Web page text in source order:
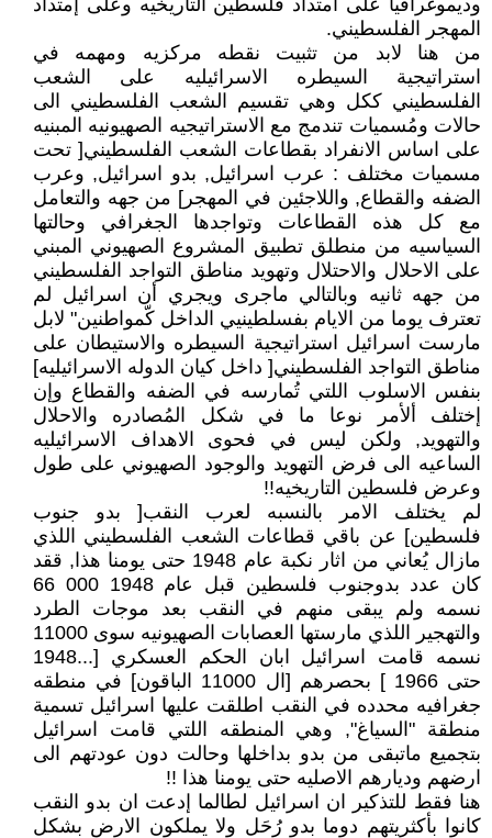
وديموغرافيا على امتداد فلسطين التاريخيه وعلى إمتداد
المهجر الفلسطيني.
من هنا لابد من تثبيت نقطه مركزيه ومهمه في
استراتيجية السيطره الاسرائيليه على الشعب
الفلسطيني ككل وهي تقسيم الشعب الفلسطيني الى
حالات ومُسميات تندمج مع الاستراتيجيه الصهيونيه المبنيه
على اساس الانفراد بقطاعات الشعب الفلسطيني[ تحت
مسميات مختلف : عرب اسرائيل, بدو اسرائيل, وعرب
الضفه والقطاع, واللاجئين في المهجر] من جهه والتعامل
مع كل هذه القطاعات وتواجدها الجغرافي وحالتها
السياسيه من منطلق تطبيق المشروع الصهيوني المبني
على الاحلال والاحتلال وتهويد مناطق التواجد الفلسطيني
من جهه ثانيه وبالتالي ماجرى ويجري أن اسرائيل لم
تعترف يوما من الايام بفسلطينيي الداخل كّمواطنين" لابل
مارست اسرائيل استراتيجية السيطره والاستيطان على
مناطق التواجد الفلسطيني[ داخل كيان الدوله الاسرائيليه]
بنفس الاسلوب اللتي تُمارسه في الضفه والقطاع وإن
إختلف ألأمر نوعا ما في شكل المُصادره والاحلال
والتهويد, ولكن ليس في فحوى الاهداف الاسرائيليه
الساعيه الى فرض التهويد والوجود الصهيوني على طول
وعرض فلسطين التاريخيه!!
لم يختلف الامر بالنسبه لعرب النقب[ بدو جنوب
فلسطين] عن باقي قطاعات الشعب الفلسطيني اللذي
مازال يُعاني من اثار نكبة عام 1948 حتى يومنا هذا, ققد
كان عدد بدوجنوب فلسطين قبل عام 1948 000 66
نسمه ولم يبقى منهم في النقب بعد موجات الطرد
والتهجير اللذي مارستها العصابات الصهيونيه سوى 11000
نسمه قامت اسرائيل ابان الحكم العسكري [...1948
حتى 1966 ] بحصرهم [ال 11000 الباقون] في منطقه
جغرافيه محدده في النقب اطلقت عليها اسرائيل تسمية
منطقة "السياغ", وهي المنطقه اللتي قامت اسرائيل
بتجميع ماتبقى من بدو بداخلها وحالت دون عودتهم الى
ارضهم وديارهم الاصليه حتى يومنا هذا !!
هنا فقط للتذكير ان اسرائيل لطالما إدعت ان بدو النقب
كانوا بأكثريتهم دوما بدو رُحَل ولا يملكون الارض بشكل